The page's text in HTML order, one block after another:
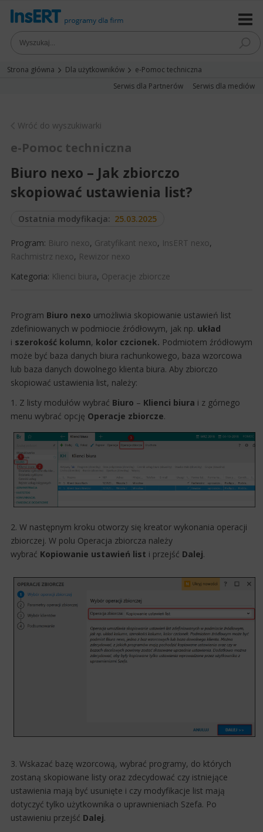
Strona główna Dla użytkowników
e-Pomoc techniczna
Serwis dla Partnerów
Serwis dla mediów
Wróć do wyszukiwarki
e-Pomoc techniczna
Biuro nexo – Jak zbiorczo
skopiować ustawienia list?
Ostatnia modyfikacja: 25.03.2025
Program: Biuro nexo, Gratyfikant nexo, InsERT nexo,
Rachmistrz nexo, Rewizor nexo
Kategoria: Klienci biura, Operacje zbiorcze
​Program Biuro nexo umożliwia skopiowanie ustawień list
zdefiniowanych w podmiocie źródłowym, jak np. układ
i szerokość kolumn, kolor czcionek. Podmiotem źródłowym
może być baza danych biura rachunkowego, baza wzorcowa
lub baza danych dowolnego klienta biura. Aby zbiorczo
skopiować ustawienia list, należy:
1. Z listy modułów wybrać Biuro – Klienci biura i z górnego
menu wybrać opcję Operacje zbiorcze.
2. W następnym kroku otworzy się kreator wykonania operacji
zbiorczej. W polu Operacja zbiorcza należy
wybrać Kopiowanie ustawień list i przejść Dalej.
3. Wskazać bazę wzorcową, wybrać programy, do których
zostaną skopiowane listy oraz zdecydować czy istniejące
ustawienia mają być usunięte i czy modyfikacje list mają
dotyczyć tylko użytkownika o uprawnieniach Szefa. Po
ustawieniu przejść Dalej.